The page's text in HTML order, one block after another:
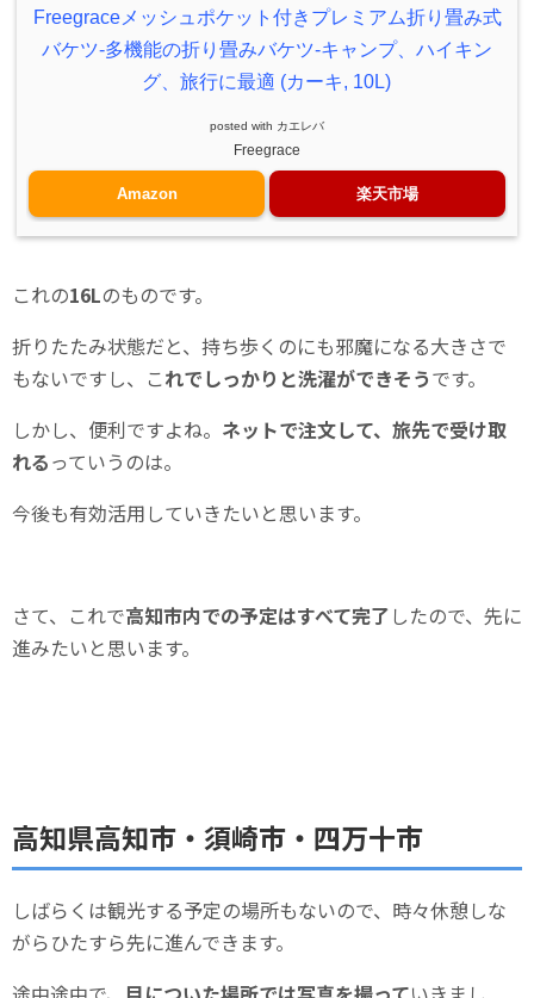
Freegraceメッシュポケット付きプレミアム折り畳み式
バケツ‐多機能の折り畳みバケツ‐キャンプ、ハイキン
グ、旅行に最適 (カーキ, 10L)
posted with カエレバ
Freegrace
Amazon 楽天市場
これの16Lのものです。
折りたたみ状態だと、持ち歩くのにも邪魔になる大きさで
もないですし、これでしっかりと洗濯ができそうです。
しかし、便利ですよね。 ネットで注文して、旅先で受け取
れるっていうのは。
今後も有効活用していきたいと思います。
さて、これで高知市内での予定はすべて完了 したので、先に
進みたいと思います。
高知県高知市・須崎市・四万十市
しばらくは観光する予定の場所もないので、時々休憩しな
がらひたすら先に進んできます。